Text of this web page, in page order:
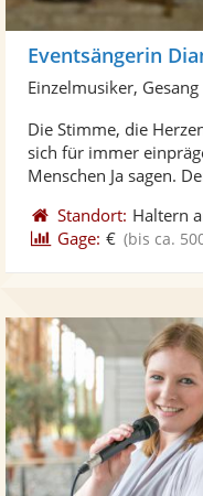
Eventsängerin
Einzelmusiker, Gesang
Die Stimme, die
sich für immer
Menschen Ja sagen.
Standort: Haltern
Gage: € (bis ca.